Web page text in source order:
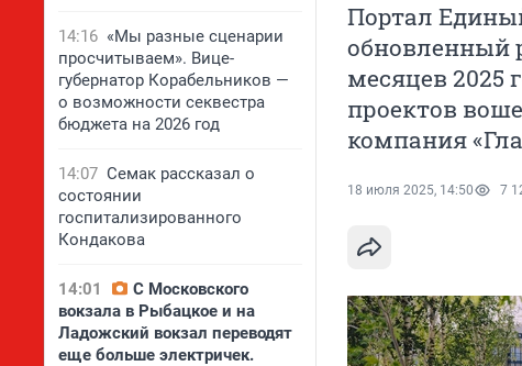
14:16 «Мы разные сценарии
просчитываем». Вице-
губернатор Корабельников —
о возможности секвестра
бюджета на 2026 год
14:07 Семак рассказал о
состоянии
госпитализированного
Кондакова
14:01
С Московского
вокзала в Рыбацкое и на
Ладожский вокзал переводят
еще больше электричек.
Портал
обновленный
месяцев 2025
проектов
компания
18 июля 2025, 14:50 7